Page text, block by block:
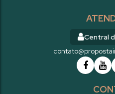
Central